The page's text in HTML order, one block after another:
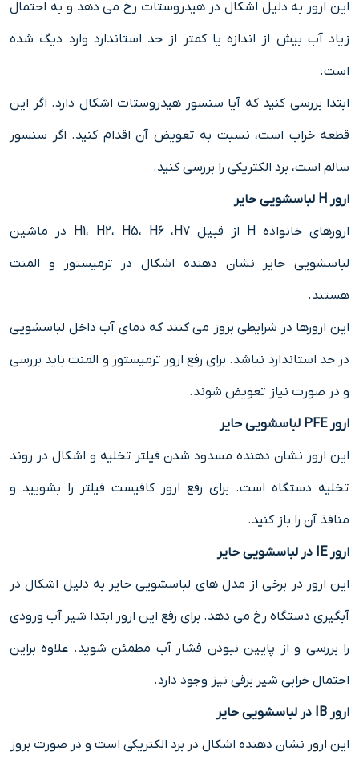
این ارور به دلیل اشکال در هیدروستات رخ می دهد و به احتمال
زیاد آب بیش از اندازه یا کمتر از حد استاندارد وارد دیگ شده
است.
ابتدا بررسی کنید که آیا سنسور هیدروستات اشکال دارد. اگر این
قطعه خراب است، نسبت به تعویض آن اقدام کنید. اگر سنسور
سالم است، برد الکتریکی را بررسی کنید.
ارور H لباسشویی حایر
ارورهای خانواده H از قبیل H1، H2، H5، H6 ،H7 در ماشین
لباسشویی حایر نشان دهنده اشکال در ترمیستور و المنت
هستند.
این ارورها در شرایطی بروز می کنند که دمای آب داخل لباسشویی
در حد استاندارد نباشد. برای رفع ارور ترمیستور و المنت باید بررسی
و در صورت نیاز تعویض شوند.
ارور PFE لباسشویی حایر
این ارور نشان دهنده مسدود شدن فیلتر تخلیه و اشکال در روند
تخلیه دستگاه است. برای رفع ارور کافیست فیلتر را بشویید و
منافذ آن را باز کنید.
ارور IE در لباسشویی حایر
این ارور در برخی از مدل های لباسشویی حایر به دلیل اشکال در
آبگیری دستگاه رخ می دهد. برای رفع این ارور ابتدا شیر آب ورودی
را بررسی و از پایین نبودن فشار آب مطمئن شوید. علاوه براین
احتمال خرابی شیر برقی نیز وجود دارد.
ارور IB در لباسشویی حایر
این ارور نشان دهنده اشکال در برد الکتریکی است و در صورت بروز